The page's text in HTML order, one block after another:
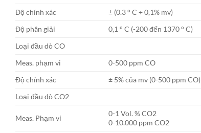
Độ chính xác
± (0.3 ° C + 0,1% mv)
Độ phân giải
0,1 ° C (-200 đến 1370 ° C)
Loại đầu dò CO
Meas. phạm vi
0-500 ppm CO
Độ chính xác
± 5% của mv (0-500 ppm CO)
Loại đầu dò CO2
Meas. Phạm vi
0-1 Vol. % CO2
0-10.000 ppm CO2